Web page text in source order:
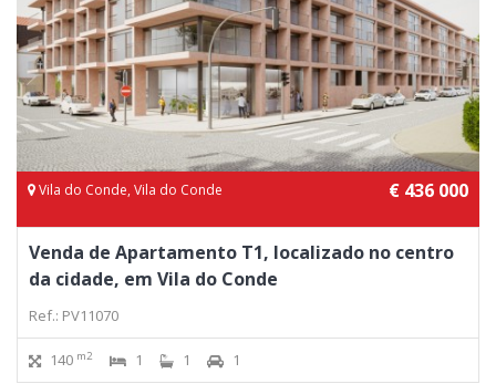
Vila do Conde, Vila do Conde € 436 000
Venda de Apartamento T1, localizado no centro
da cidade, em Vila do Conde
Ref.: PV11070
140 m2 1 1 1